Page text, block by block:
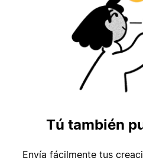
Tú también
Envía fácilmente tus